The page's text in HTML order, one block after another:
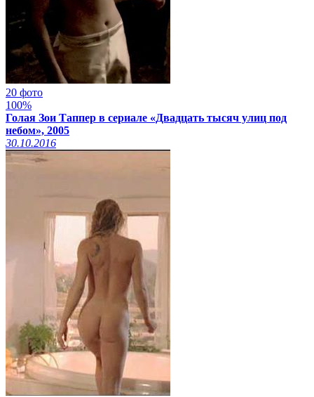
20 фото
100%
Голая Зои Таппер в сериале «Двадцать тысяч улиц под
небом», 2005
30.10.2016